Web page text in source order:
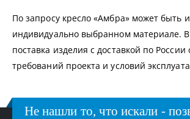
По запросу кресло «Амбра» может быть
индивидуально выбранном материале.
поставка изделия с доставкой по России
требований проекта и условий
Не нашли то, что искали -